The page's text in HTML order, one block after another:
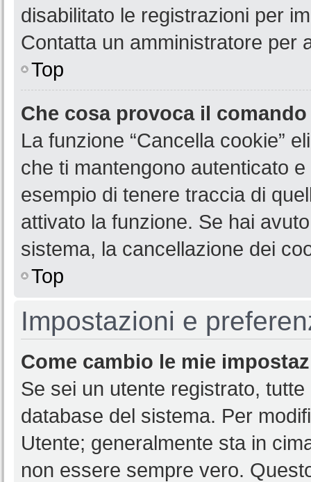
disabilitato le registrazioni per
Contatta un amministratore per
Top
Che cosa provoca il
La funzione “Cancella cookie”
che ti mantengono autenticato
esempio di tenere traccia di
attivato la funzione. Se hai
sistema, la cancellazione dei
Top
Impostazioni e
Come cambio le mie
Se sei un utente registrato,
database del sistema. Per
Utente; generalmente sta in
non essere sempre vero.